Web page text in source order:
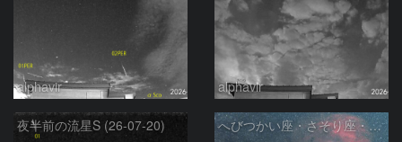
alphavir alphavir
夜半前の流星S (26-07-20) へびつかい座・さそり座・いて座と天の川